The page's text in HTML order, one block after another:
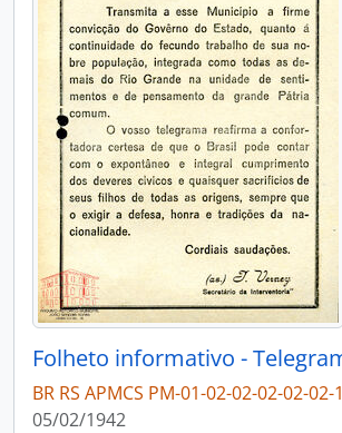
BR RS APMCS PM-01-02-02-02-02-02-1
05/02/1942